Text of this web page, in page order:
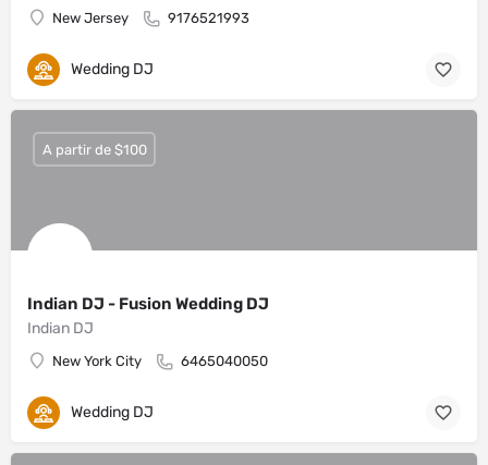
New Jersey 9176521993
Wedding DJ
Indian DJ - Fusion Wedding DJ
Indian DJ
New York City 6465040050
A partir de $100
Wedding DJ